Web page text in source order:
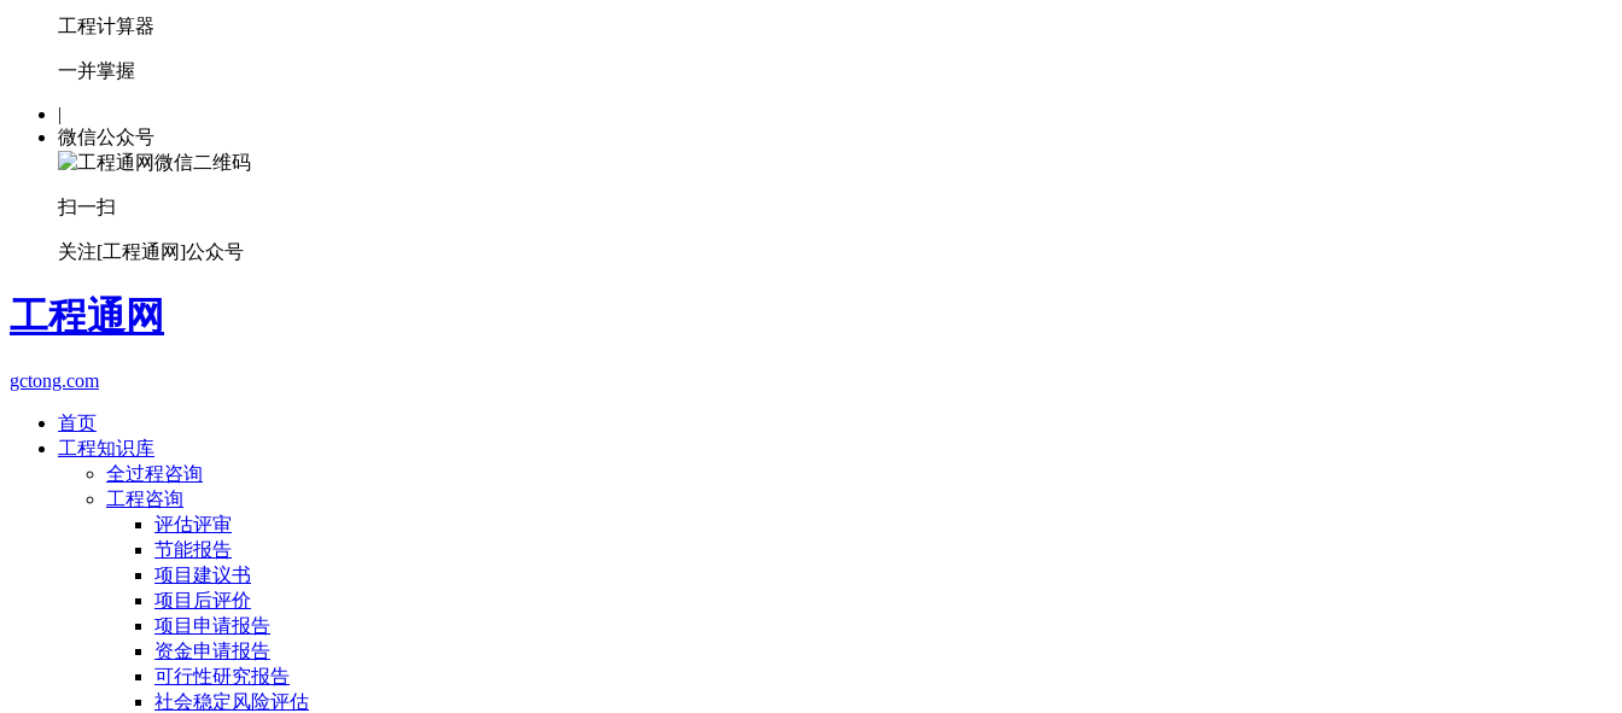
工程计算器
一并掌握
|
微信公众号
扫一扫
关注[工程通网]公众号
工程通网
gctong.com
首页
工程知识库
全过程咨询
工程咨询
评估评审
节能报告
项目建议书
项目后评价
项目申请报告
资金申请报告
可行性研究报告
社会稳定风险评估